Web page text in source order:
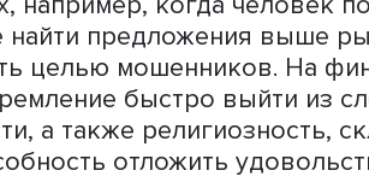
по финансовой
что по данным
64 лет, причем чаще